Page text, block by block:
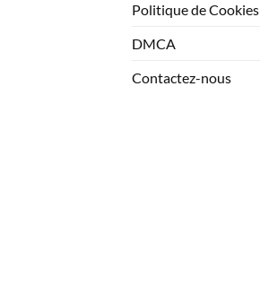
Politique de Cookies
DMCA
Contactez-nous